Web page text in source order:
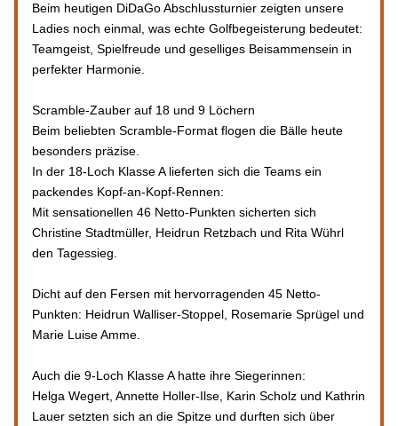
Beim heutigen DiDaGo Abschlussturnier zeigten unsere
Ladies noch einmal, was echte Golfbegeisterung bedeutet:
Teamgeist, Spielfreude und geselliges Beisammensein in
perfekter Harmonie.
Scramble-Zauber auf 18 und 9 Löchern
Beim beliebten Scramble-Format flogen die Bälle heute
besonders präzise.
In der 18-Loch Klasse A lieferten sich die Teams ein
packendes Kopf-an-Kopf-Rennen:
Mit sensationellen 46 Netto-Punkten sicherten sich
Christine Stadtmüller, Heidrun Retzbach und Rita Wührl
den Tagessieg.
Dicht auf den Fersen mit hervorragenden 45 Netto-
Punkten: Heidrun Walliser-Stoppel, Rosemarie Sprügel und
Marie Luise Amme.
Auch die 9-Loch Klasse A hatte ihre Siegerinnen:
Helga Wegert, Annette Holler-Ilse, Karin Scholz und Kathrin
Lauer setzten sich an die Spitze und durften sich über